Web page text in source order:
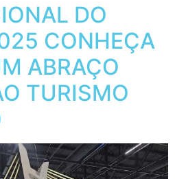
DO
CONHEÇA
ABRAÇO
TURISMO